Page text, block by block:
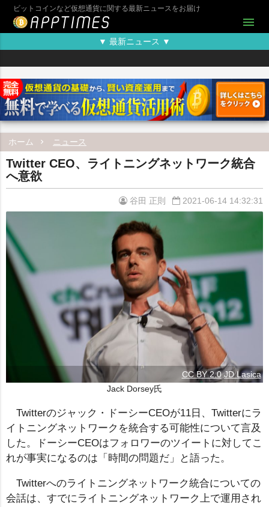
ビットコインなど仮想通貨に関する最新ニュースをお届け
menu
▼ 最新ニュース ▼
ホーム ニュース
Twitter CEO、ライトニングネットワーク統合
へ意欲
谷田 正則 2021-06-14 14:32:31
CC BY 2.0 JD Lasica
Jack Dorsey氏
Twitterのジャック・ドーシーCEOが11日、Twitterにラ
イトニングネットワークを統合する可能性について言及
した。ドーシーCEOはフォロワーのツイートに対してこ
れが事実になるのは「時間の問題だ」と語った。
Twitterへのライトニングネットワーク統合についての
会話は、すでにライトニングネットワーク上で運用され